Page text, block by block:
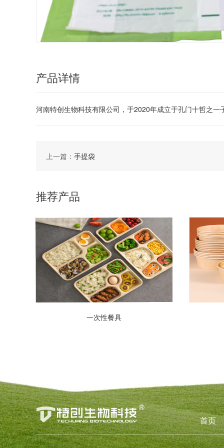
产品详情
河南特创生物科技有限公司，于2020年成立于孔门十哲之
上一篇： 手提袋
推荐产品
一次性餐具
首页